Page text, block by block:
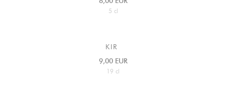
5 cl
KIR
9,00 EUR
19 cl